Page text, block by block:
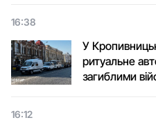
16:38
У
ритуальне
загиблими
16:12